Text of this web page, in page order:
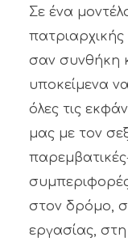
Σε ένα
πατριαρχικής
σαν συνθήκη
υποκείμενα
όλες τις
μας με τον
στον δρόμο,
εργασίας,